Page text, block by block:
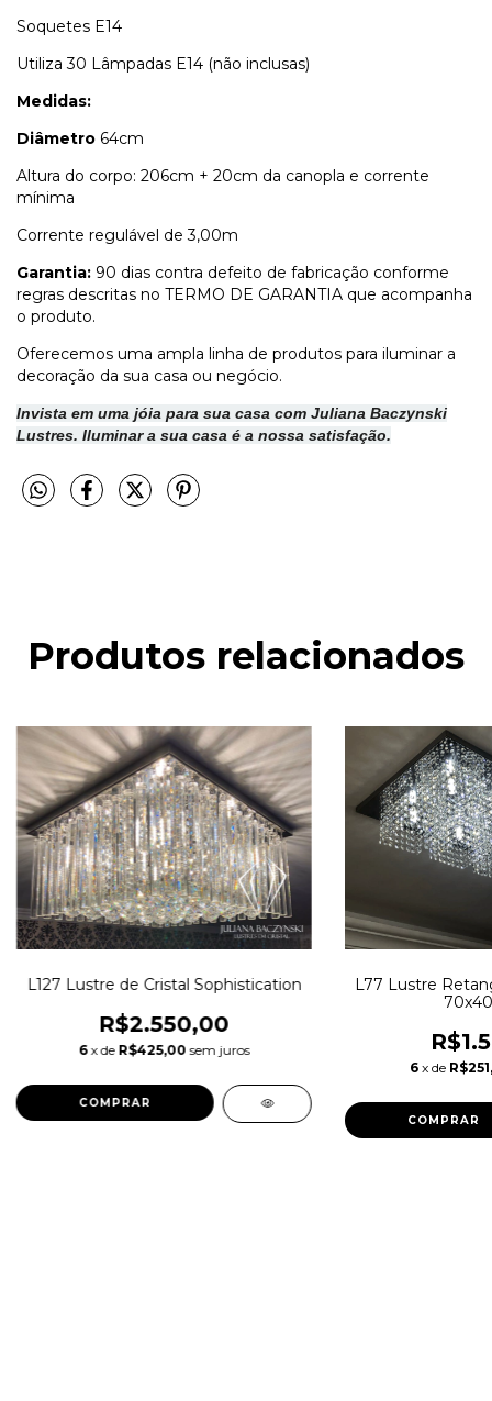
Soquetes E14
Utiliza 30 Lâmpadas E14 (não inclusas)
Medidas:
Diâmetro 64cm
Altura do corpo: 206cm + 20cm da canopla e corrente
mínima
Corrente regulável de 3,00m
Garantia: 90 dias contra defeito de fabricação conforme
regras descritas no TERMO DE GARANTIA que acompanha
o produto.
Oferecemos uma ampla linha de produtos para iluminar a
decoração da sua casa ou negócio.
Invista em uma jóia para sua casa com Juliana Baczynski
Lustres. Iluminar a sua casa é a nossa satisfação.
Produtos relacionados
L127 Lustre de Cristal Sophistication
R$2.550,00
6 x de R$425,00 sem juros
COMPRAR
L77 Lustre
6 x de